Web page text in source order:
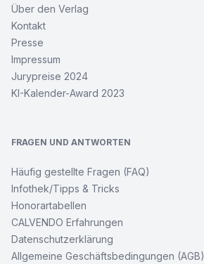
Über den Verlag
Kontakt
Presse
Impressum
Jurypreise 2024
KI-Kalender-Award 2023
FRAGEN UND ANTWORTEN
Häufig gestellte Fragen (FAQ)
Infothek/Tipps & Tricks
Honorartabellen
CALVENDO Erfahrungen
Datenschutzerklärung
Allgemeine Geschäftsbedingungen (AGB)